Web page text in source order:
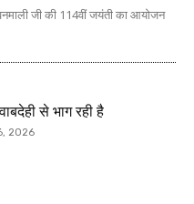
जी की 114वीं जयंती का आयोजन
से भाग रही है
2026